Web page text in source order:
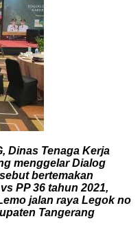
Dinas Tenaga Kerja
menggelar Dialog
bertemakan
PP 36 tahun 2021,
jalan raya Legok no
Tangerang